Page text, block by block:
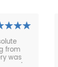
23
Wir